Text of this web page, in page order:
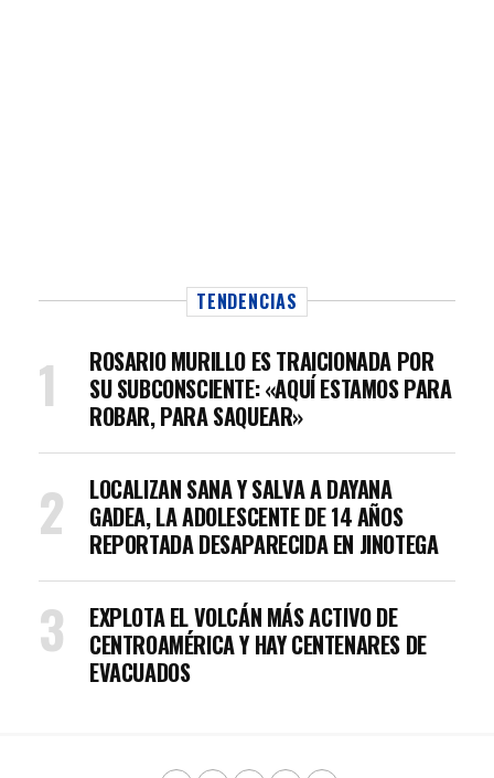
TENDENCIAS
ROSARIO MURILLO ES TRAICIONADA POR
SU SUBCONSCIENTE: «AQUÍ ESTAMOS PARA
ROBAR, PARA SAQUEAR»
LOCALIZAN SANA Y SALVA A DAYANA
GADEA, LA ADOLESCENTE DE 14 AÑOS
REPORTADA DESAPARECIDA EN JINOTEGA
EXPLOTA EL VOLCÁN MÁS ACTIVO DE
CENTROAMÉRICA Y HAY CENTENARES DE
EVACUADOS